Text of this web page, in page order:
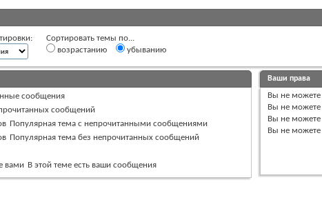
Сортировать темы по...
возрастанию
убыванию
сообщения
сообщений
Популярная тема с непрочитанными сообщениями
Популярная тема без непрочитанных сообщений
В этой теме есть ваши сообщения
Ваши права
Вы не можете
Вы не можете
Вы не можете
Вы не можете